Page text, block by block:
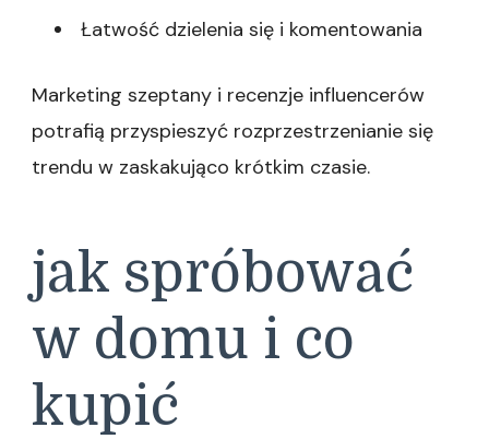
Łatwość dzielenia się i komentowania
Marketing szeptany i recenzje influencerów
potrafią przyspieszyć rozprzestrzenianie się
trendu w zaskakująco krótkim czasie.
jak spróbować
w domu i co
kupić